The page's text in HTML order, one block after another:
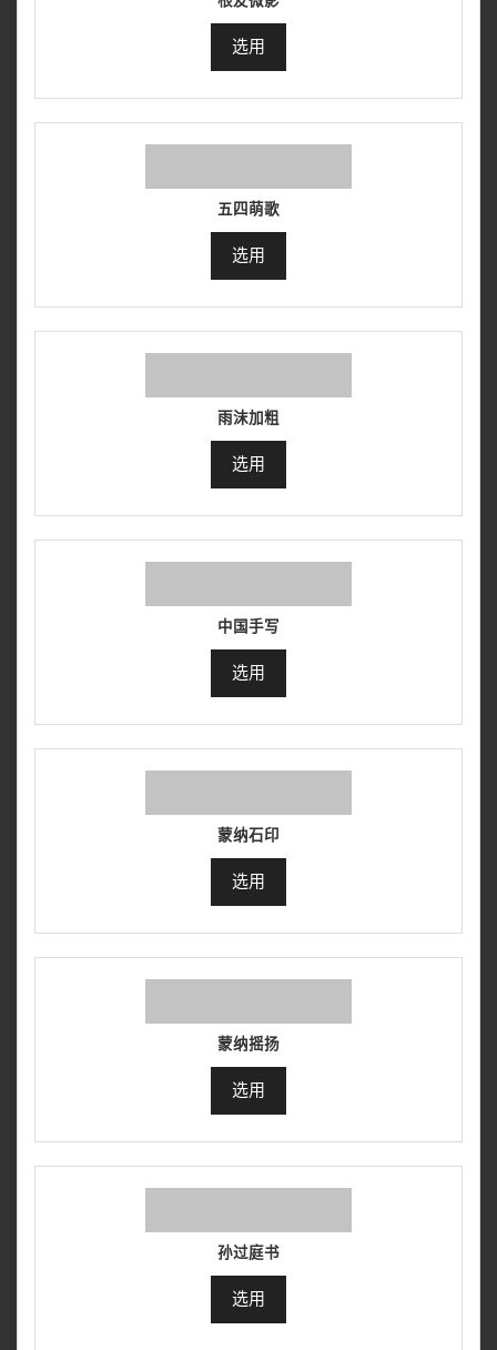
选用
五四萌歌
选用
雨沫加粗
选用
中国手写
选用
蒙纳石印
选用
蒙纳摇扬
选用
孙过庭书
选用